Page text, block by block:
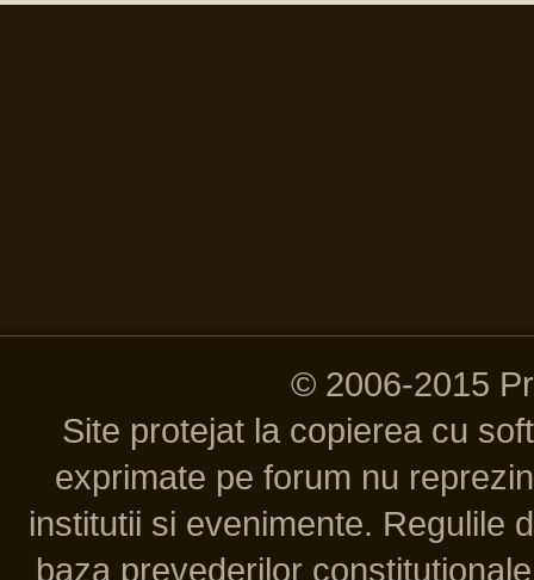
© 2006-2015
Site protejat la copierea cu
exprimate pe forum nu
institutii si evenimente. Regulile
baza prevederilor